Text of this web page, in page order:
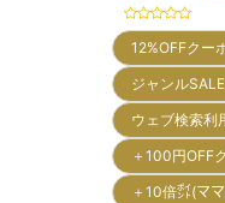
12%OFFクー
ジャンル
ウェブ検索
＋100円OFF
＋10倍㌽(マ